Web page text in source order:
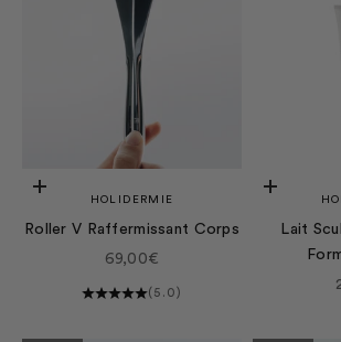
Ajouter au panier
HOLIDERMIE
Roller V Raffermissant Corps
Prix de vente
69,00€
(5.0)
Ajouter au
Lait